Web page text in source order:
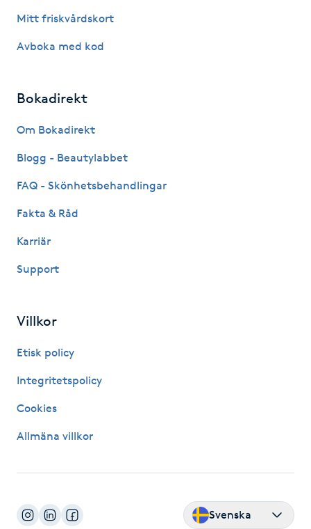
Idrottsmassage
IPL hårborttagning
Katun fransar
Kemisk peeling
Keratinbehandling
Mitt friskvårdskort
Avboka med kod
Bokadirekt
Om Bokadirekt
Blogg - Beautylabbet
FAQ - Skönhetsbehandlingar
Fakta & Råd
Karriär
Support
Villkor
Etisk policy
Integritetspolicy
Cookies
Allmäna villkor
Svenska